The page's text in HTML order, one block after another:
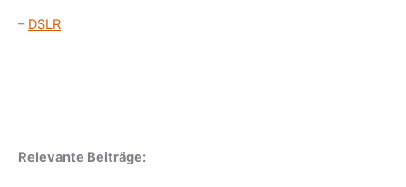
– DSLR
Relevante Beiträge: